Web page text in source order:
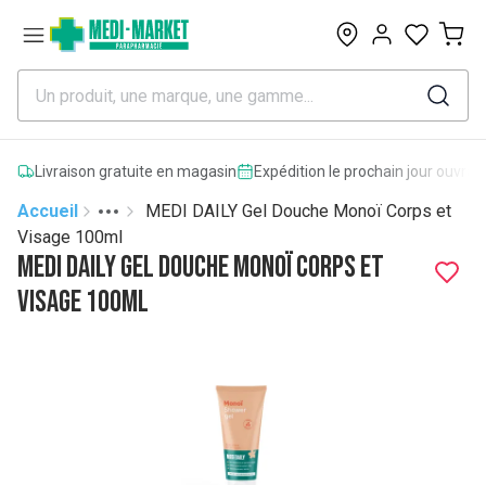
0
Livraison gratuite en magasin Expédition le prochain jour
Accueil
More
Toggle menu
MEDI DAILY Gel Douche Monoï Corps et
Visage 100ml
MEDI DAILY Gel Douche Monoï Corps et
Visage 100ml